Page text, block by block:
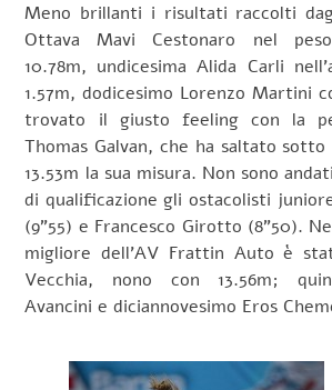
Meno brillanti i risultati raccolti
Ottava Mavi Cestonaro nel
10.78m, undicesima Alida Carli
1.57m, dodicesimo Lorenzo Martini
trovato il giusto feeling con la
Thomas Galvan, che ha saltato
13.53m la sua misura. Non sono
di qualificazione gli ostacolisti
(9”55) e Francesco Girotto (8”50).
migliore dell’AV Frattin Auto è
Vecchia, nono con 13.56m;
Avancini e diciannovesimo Eros